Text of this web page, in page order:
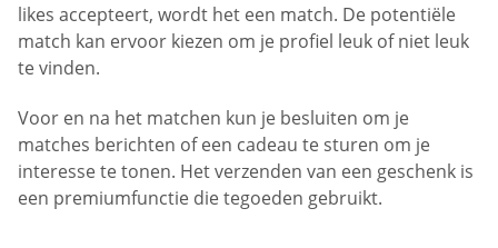
likes accepteert, wordt het een match. De potentiële
match kan ervoor kiezen om je profiel leuk of niet leuk
te vinden.
Voor en na het matchen kun je besluiten om je
matches berichten of een cadeau te sturen om je
interesse te tonen. Het verzenden van een geschenk is
een premiumfunctie die tegoeden gebruikt.